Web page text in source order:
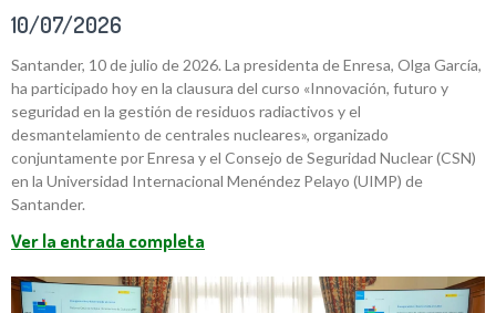
10/07/2026
Santander, 10 de julio de 2026. La presidenta de Enresa, Olga García,
ha participado hoy en la clausura del curso «Innovación, futuro y
seguridad en la gestión de residuos radiactivos y el
desmantelamiento de centrales nucleares», organizado
conjuntamente por Enresa y el Consejo de Seguridad Nuclear (CSN)
en la Universidad Internacional Menéndez Pelayo (UIMP) de
Santander.
Ver la entrada completa